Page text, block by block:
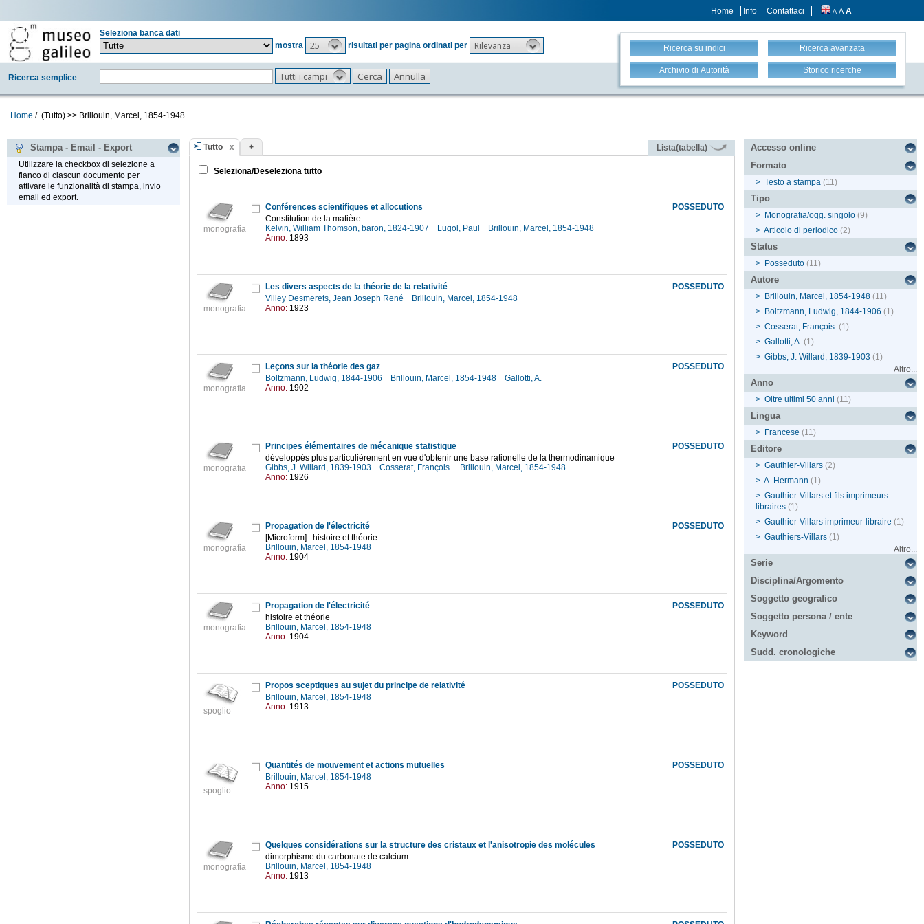
Home Info Contattaci A A A
Seleziona banca dati
mostra
25 risultati per pagina ordinati per Rilevanza
Ricerca semplice Tutti i campi
Ricerca su indici Ricerca avanzata
Archivio di Autorità Storico ricerche
Home / (Tutto) >> Brillouin, Marcel, 1854-1948
Stampa - Email - Export
Utilizzare la checkbox di selezione a
fianco di ciascun documento per
attivare le funzionalità di stampa, invio
email ed export.
Tutto + Lista(tabella)
Seleziona/Deseleziona tutto
monografia
POSSEDUTO
Conférences scientifiques et allocutions
Constitution de la matière
Kelvin, William Thomson, baron, 1824-1907
Lugol, Paul
Brillouin, Marcel, 1854-1948
Anno: 1893
monografia
POSSEDUTO
Les divers aspects de la théorie de la relativité
Villey Desmerets, Jean Joseph René
Brillouin, Marcel, 1854-1948
Anno: 1923
monografia
POSSEDUTO
Leçons sur la théorie des gaz
Boltzmann, Ludwig, 1844-1906
Brillouin, Marcel, 1854-1948
Gallotti, A.
Anno: 1902
monografia
POSSEDUTO
Principes élémentaires de mécanique statistique
développés plus particulièrement en vue d'obtenir une base rationelle de la thermodinamique
Gibbs, J. Willard, 1839-1903
Cosserat, François. Brillouin, Marcel, 1854-1948
...
Anno: 1926
monografia
POSSEDUTO
Propagation de l'électricité
[Microform] : histoire et théorie
Brillouin, Marcel, 1854-1948
Anno: 1904
monografia
POSSEDUTO
Propagation de l'électricité
histoire et théorie
Brillouin, Marcel, 1854-1948
Anno: 1904
spoglio
POSSEDUTO
Propos sceptiques au sujet du principe de relativité
Brillouin, Marcel, 1854-1948
Anno: 1913
spoglio
POSSEDUTO
Quantités de mouvement et actions mutuelles
Brillouin, Marcel, 1854-1948
Anno: 1915
monografia
POSSEDUTO
Quelques considérations sur la structure des cristaux et l'anisotropie des molécules
dimorphisme du carbonate de calcium
Brillouin, Marcel, 1854-1948
Anno: 1913
Accesso online
Formato
> Testo a stampa (11)
Tipo
> Monografia/ogg. singolo (9)
> Articolo di periodico (2)
Status
> Posseduto (11)
Autore
> Brillouin, Marcel, 1854-1948 (11)
> Boltzmann, Ludwig, 1844-1906 (1)
> Cosserat, François. (1)
> Gallotti, A. (1)
> Gibbs, J. Willard, 1839-1903 (1)
Altro...
Anno
> Oltre ultimi 50 anni (11)
Lingua
> Francese (11)
Editore
> Gauthier-Villars (2)
> A. Hermann (1)
> Gauthier-Villars et fils imprimeurs-
libraires (1)
> Gauthier-Villars imprimeur-libraire (1)
> Gauthiers-Villars (1)
Altro...
Serie
Disciplina/Argomento
Soggetto geografico
Soggetto persona / ente
Keyword
Sudd. cronologiche